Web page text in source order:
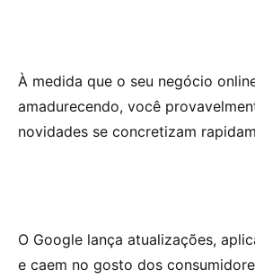
À medida que o seu negócio
amadurecendo, você
novidades se concretizam
O Google lança atualizações,
e caem no gosto dos